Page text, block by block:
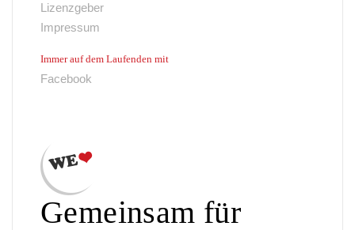
Lizenzgeber
Impressum
Immer auf dem Laufenden mit
Facebook
Gemeinsam für